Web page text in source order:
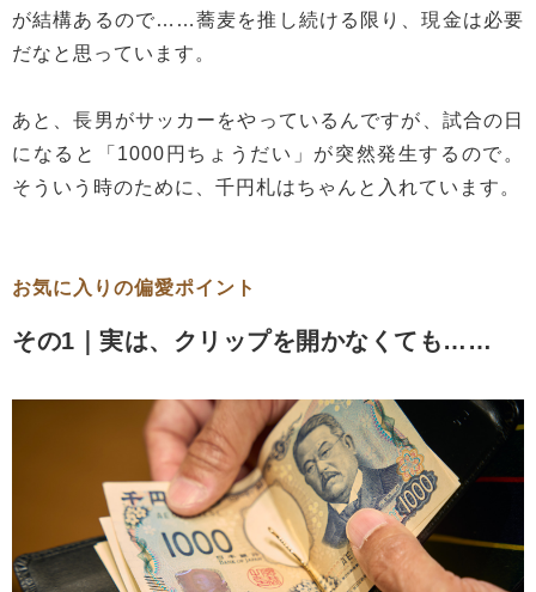
が結構あるので……蕎麦を推し続ける限り、現金は必要
だなと思っています。
あと、長男がサッカーをやっているんですが、試合の日
になると「1000円ちょうだい」が突然発生するので。
そういう時のために、千円札はちゃんと入れています。
お気に入りの偏愛ポイント
その1｜実は、クリップを開かなくても……